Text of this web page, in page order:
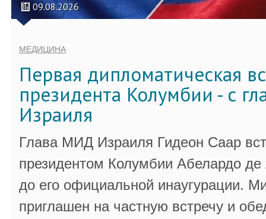
09.08.2026
МЕДИЦИНА
Первая дипломатическая
президента Колумбии - с
Израиля
Глава МИД Израиля Гидеон Саар
президентом Колумбии Абелардо
до его официальной инаугурации.
приглашен на частную встречу и